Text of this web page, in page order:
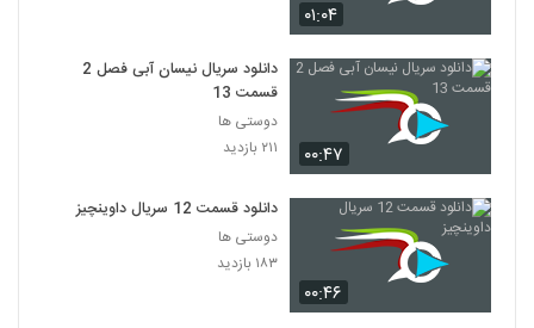
25
سریال Friends فصل دوم قسمت 1
سریال Friends فصل دوم قسمت 2
۴۹۹ بازدید
۰۱:۰۴
۰۰:۴۷
دانلود سریال نیسان آبی فصل 2
قسمت 13
دوستی ها
۲۱۱ بازدید
۰۰:۴۶
دانلود قسمت 12 سریال داوینچیز
دوستی ها
۱۸۳ بازدید